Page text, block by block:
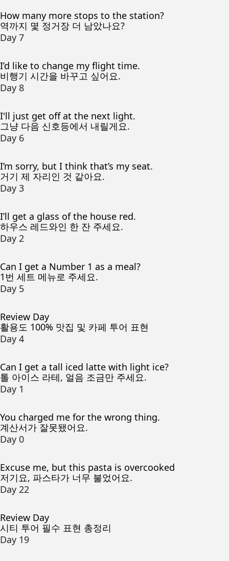
How many more stops to the station?
역까지 몇 정거장 더 남았나요?
Day 7
I’d like to change my flight time.
비행기 시간을 바꾸고 싶어요.
Day 8
I'll just get off at the next light.
그냥 다음 신호등에서 내릴게요.
Day 6
I’m sorry, but I think that’s my seat.
거기 제 자리인 것 같아요.
Day 3
I’ll get a glass of the house red.
하우스 레드와인 한 잔 주세요.
Day 2
Can I get a Number 1 as a meal?
1번 세트 메뉴로 주세요.
Day 5
Review Day
활용도 100% 맛집 및 카페 투어 표현
Day 4
Can I get a tall iced latte with light ice?
톨 아이스 라테, 얼음 조금만 주세요.
Day 1
You charged me for the wrong thing.
계산서가 잘못됐어요.
Day 0
Excuse me, but this pasta is overcooked
저기요, 파스타가 너무 불었어요.
Day 22
Review Day
시티 투어 필수 표현 총정리
Day 19